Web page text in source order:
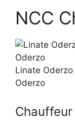
NCC
Linate
Oderzo